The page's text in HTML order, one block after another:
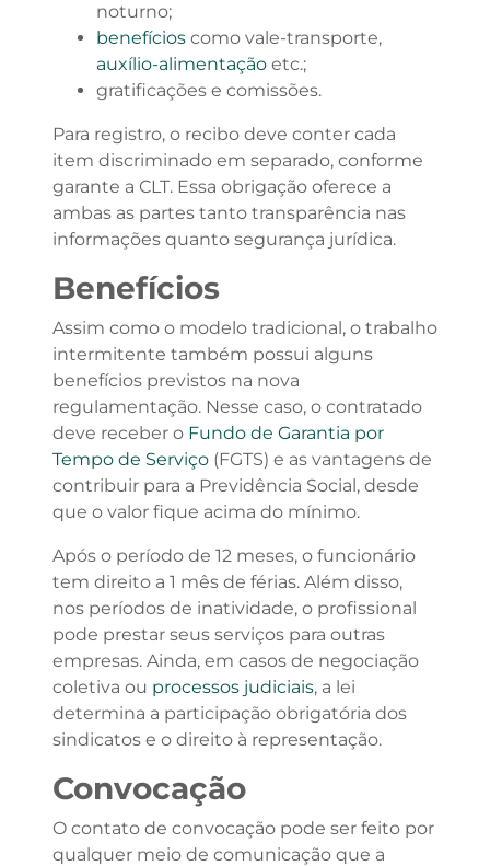
noturno;
benefícioscomo vale-transporte,
auxílio-alimentaçãoetc.;
gratificações e comissões.
Para registro, o recibo deve conter cada
item discriminado em separado, conforme
garante a CLT. Essa obrigação oferece a
ambas as partes tanto transparência nas
informações quanto segurança jurídica.
Benefícios
Assim como o modelo tradicional, o trabalho
intermitente também possui alguns
benefícios previstos na nova
regulamentação. Nesse caso, o contratado
deve receber o Fundo de Garantia por
Tempo de Serviço(FGTS) e as vantagens de
contribuir para a Previdência Social, desde
que o valor fique acima do mínimo.
Após o período de 12 meses, o funcionário
tem direito a 1 mês de férias. Além disso,
nos períodos de inatividade, o profissional
pode prestar seus serviços para outras
empresas. Ainda, em casos de negociação
coletiva ou processos judiciais, a lei
determina a participação obrigatória dos
sindicatos e o direito à representação.
Convocação
O contato de convocação pode ser feito por
qualquer meio de comunicação que a